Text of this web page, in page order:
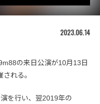
2023.06.14
の来日公演が10月13日
れる。
を行い、翌2019年の